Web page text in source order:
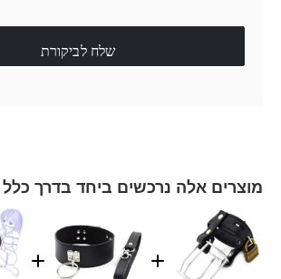
שלח לביקורת
מוצרים אלה נרכשים ביחד בדרך כלל